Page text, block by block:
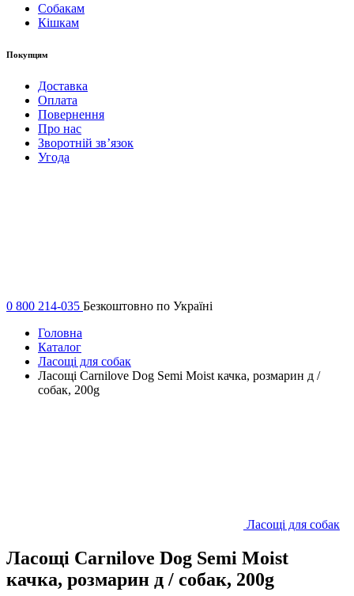
Собакам
Кішкам
Покупцям
Доставка
Оплата
Повернення
Про нас
Зворотній зв’язок
Угода
0 800 214-035 Безкоштовно по Україні
Головна
Каталог
Ласощі для собак
Ласощі Carnilove Dog Semi Moist качка, розмарин д /
собак, 200g
Ласощі для собак
Ласощі Carnilove Dog Semi Moist
качка, розмарин д / собак, 200g